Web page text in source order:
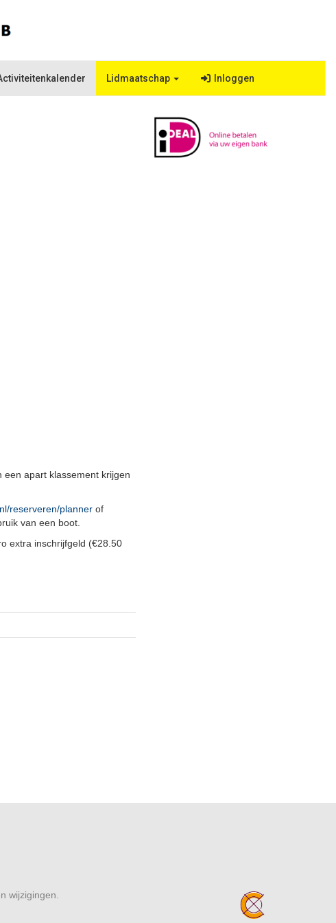
Lidmaatschap Inloggen
apart klassement krijgen
reserveren/planner of
van een boot.
extra inschrijfgeld (€28.50
wijzigingen.